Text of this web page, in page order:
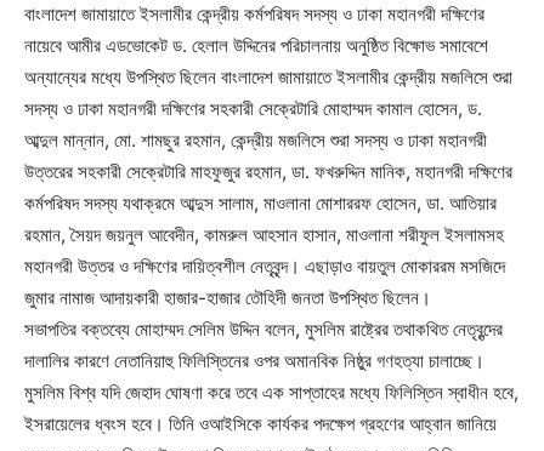
বাংলাদেশ জামায়াতে ইসলামীর কেন্দ্রীয় কর্মপরিষদ সদস্য ও ঢাকা মহানগরী দক্ষিণের
নায়েবে আমীর এডভোকেট ড. হেলাল উদ্দিনের পরিচালনায় অনুষ্ঠিত বিক্ষোভ সমাবেশে
অন্যান্যের মধ্যে উপস্থিত ছিলেন বাংলাদেশ জামায়াতে ইসলামীর কেন্দ্রীয় মজলিসে শুরা
সদস্য ও ঢাকা মহানগরী দক্ষিণের সহকারী সেক্রেটারি মোহাম্মদ কামাল হোসেন, ড.
আব্দুল মান্নান, মো. শামছুর রহমান, কেন্দ্রীয় মজলিসে শুরা সদস্য ও ঢাকা মহানগরী
উত্তরের সহকারী সেক্রেটারি মাহফুজুর রহমান, ডা. ফখরুদ্দিন মানিক, মহানগরী দক্ষিণের
কর্মপরিষদ সদস্য যথাক্রমে আব্দুস সালাম, মাওলানা মোশাররফ হোসেন, ডা. আতিয়ার
রহমান, সৈয়দ জয়নুল আবেদীন, কামরুল আহসান হাসান, মাওলানা শরীফুল ইসলামসহ
মহানগরী উত্তর ও দক্ষিণের দায়িত্বশীল নেতৃবৃন্দ। এছাড়াও বায়তুল মোকাররম মসজিদে
জুমার নামাজ আদায়কারী হাজার-হাজার তৌহিদী জনতা উপস্থিত ছিলেন।
সভাপতির বক্তব্যে মোহাম্মদ সেলিম উদ্দিন বলেন, মুসলিম রাষ্ট্রের তথাকথিত নেতৃবৃন্দের
দালালির কারণে নেতানিয়াহু ফিলিস্তিনের ওপর অমানবিক নিষ্ঠুর গণহত্যা চালাচ্ছে।
মুসলিম বিশ্ব যদি জেহাদ ঘোষণা করে তবে এক সাপ্তাহের মধ্যে ফিলিস্তিন স্বাধীন হবে,
ইসরায়েলের ধ্বংস হবে। তিনি ওআইসিকে কার্যকর পদক্ষেপ গ্রহণের আহ্বান জানিয়ে